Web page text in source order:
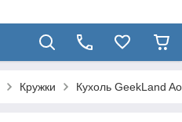
Кружки Кухоль GeekLand